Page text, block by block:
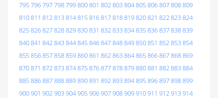
795796797798799800801 802803804805806807808809
810811 812813814815816817818819820821 822823824
825826827828829830831 832833834835836837838839
840841 842843844845846847848849850851 852853854
855856857858859860861 862863864865866867868869
870871 872873874875876877878879880881 882883884
885886887888889890891 892893894895896897898899
900901 902903904905906907908909910911 912913914